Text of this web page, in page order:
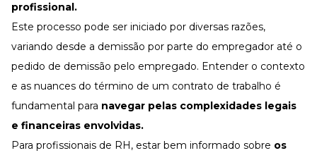
Treinamento de Produto
Desenvolva a sua equipe
Materiais Gratuitos
Materiais Gratuitos
Todos os Materiais Gratuitos
profissional.
Este processo pode ser iniciado por diversas razões,
variando desde a demissão por parte do empregador até o
pedido de demissão pelo empregado. Entender o contexto
e as nuances do término de um contrato de trabalho é
fundamental para navegar pelas complexidades legais
e financeiras envolvidas.
Para profissionais de RH, estar bem informado sobre os